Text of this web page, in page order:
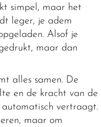
simpel, maar het
leger, je adem
Alsof je
maar dan
alles samen. De
en de kracht van de
vertraagt.
maar om